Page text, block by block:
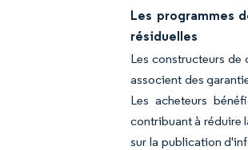
Les programmes
résiduelles
Les constructeurs de
associent des
Les acheteurs
contribuant à réduire
sur la publication